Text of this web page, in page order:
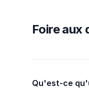
Foire aux
Qu'est-ce